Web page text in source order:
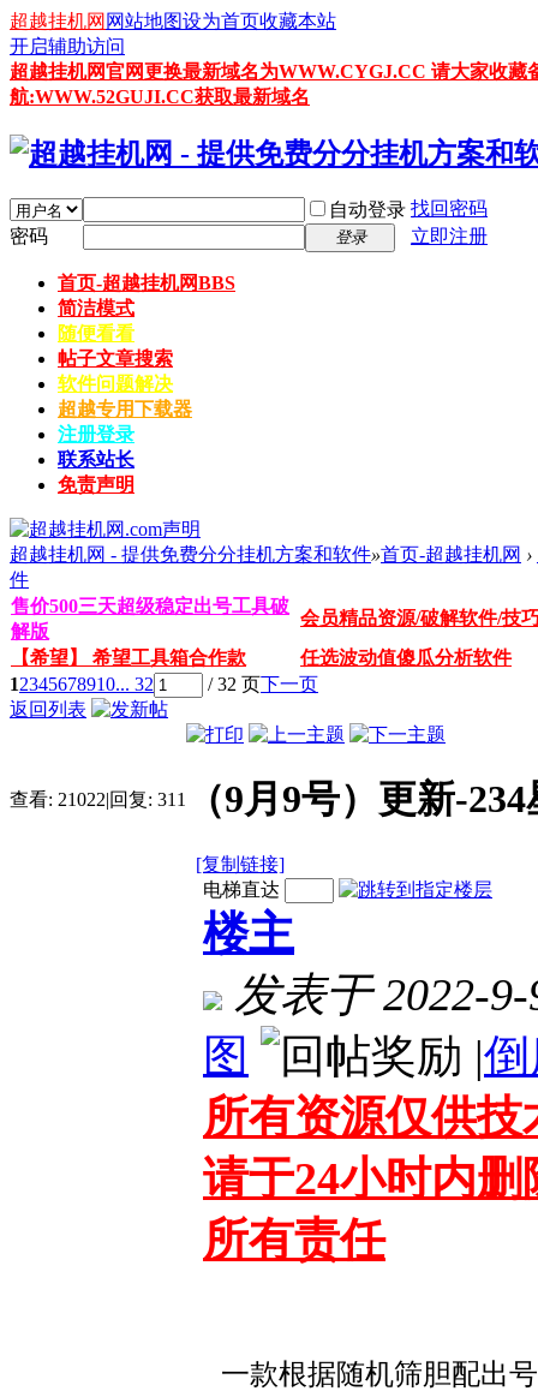
超越挂机网 网站地图设为首页收藏本站
开启辅助访问
超越挂机网官网更换最新域名为WWW.CYGJ.CC 请大家收
航:WWW.52GUJI.CC获取最新域名
自动登录 找回密码
密码
登录 立即注册
首页-超越挂机网BBS
简洁模式
随便看看
帖子文章搜索
软件问题解决
超越专用下载器
注册登录
联系站长
免责声明
超越挂机网 - 提供免费分分挂机方案和软件»首页-超越挂机网 ›
件
售价500三天超级稳定出号工具破
解版
会员精品资源/破解软件/技
【希望】 希望工具箱合作款
任选波动值傻瓜分析软件
12345678910... 32 / 32 页下一页
返回列表
查看: 21022|回复: 311 （9月9号）更新-
[复制链接]
电梯直达
楼主
发表于 2022-
图
|
所有资源仅供
请于24小时内
所有责任
一款根据随机筛胆配出